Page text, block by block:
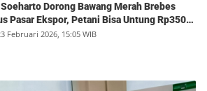
Dorong Bawang Merah Brebes
Pasar Ekspor, Petani Bisa Untung Rp350
Hektare
Februari 2026, 15:05 WIB